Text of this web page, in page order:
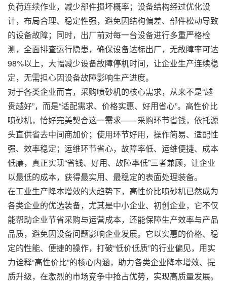
负荷连续作业，减少部件损坏概率；设备结构经过优化设
计，布局合理、稳定性强，避免因结构偏差、部件松动导致
的设备故障；同时，出厂前对每一台设备进行多重严格检
测，全面排查运行隐患，确保设备达标出厂，无故障率可达
98%以上，大幅减少设备故障停机时间，让企业生产连续稳
定，无需担心因设备故障影响生产进度。
对于各类企业而言，采购喷砂机的核心需求，从来不是“越
贵越好”，而是“适配需求、价格实惠、好用省心”。高性价比
喷砂机，恰好完美契合这一需求——采购环节省钱，依托源
头直供省去中间商加价；使用环节好用，操作简易、适配性
强、效率稳定；运维环节省心，故障率低、运维便捷、成本
低廉，真正实现“省钱、好用、故障率低”三者兼顾，让企业
以最低的成本，获得最实用、最稳定的表面处理装备。
在工业生产降本增效的大趋势下，高性价比喷砂机已然成为
各类企业的优选装备，尤其是中小企业、初创企业，它不仅
能帮助企业节省采购与运营成本，还能保障生产效率与产品
品质，避免因设备问题影响企业发展。它以实惠的价格、稳
定的性能、便捷的操作，打破“低价低质”的行业偏见，用实
力诠释“高性价比”的核心内涵，助力各类企业降本增效、提
质升级，在激烈的市场竞争中抢占优势，实现高质量发展。